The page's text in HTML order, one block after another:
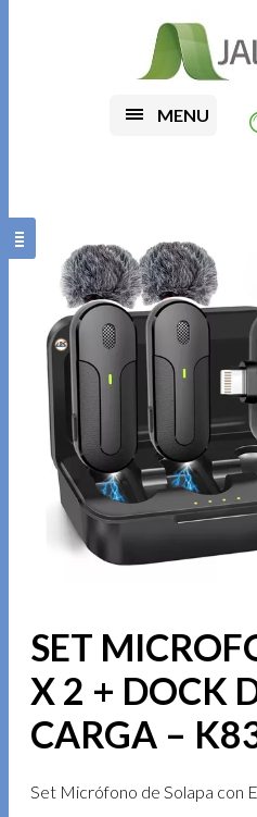
MENU
SET
X 2 + DOCK
CARGA –
Set Micrófono de Solapa con